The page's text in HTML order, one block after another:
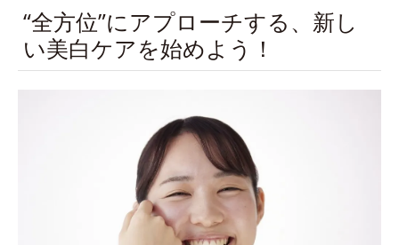
“全方位”にアプローチする、新し
い美白ケアを始めよう！